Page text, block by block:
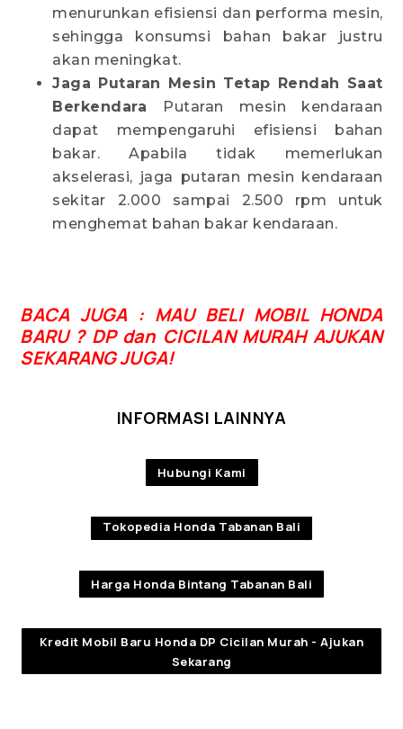
menurunkan efisiensi dan performa mesin,
sehingga konsumsi bahan bakar justru
akan meningkat.
Jaga Putaran Mesin Tetap Rendah Saat
Berkendara
Putaran mesin kendaraan
dapat mempengaruhi efisiensi bahan
bakar. Apabila tidak memerlukan
akselerasi, jaga putaran mesin kendaraan
sekitar 2.000 sampai 2.500 rpm untuk
menghemat bahan bakar kendaraan.
BACA JUGA : MAU BELI MOBIL HONDA
BARU ? DP dan CICILAN MURAH AJUKAN
SEKARANG JUGA!
INFORMASI LAINNYA
Hubungi Kami
Tokopedia Honda Tabanan Bali
Harga Honda Bintang Tabanan Bali
Kredit Mobil Baru Honda DP Cicilan Murah - Ajukan
Sekarang